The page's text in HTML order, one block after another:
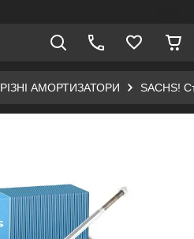
РІЗНІ АМОРТИЗАТОРИ SACHS!